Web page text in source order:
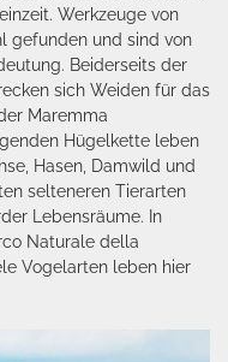
Werkzeuge von
gefunden und sind von
Beiderseits der
sich Weiden für das
Maremma
Hügelkette leben
Hasen, Damwild und
selteneren Tierarten
Lebensräume. In
Naturale della
Vogelarten leben hier